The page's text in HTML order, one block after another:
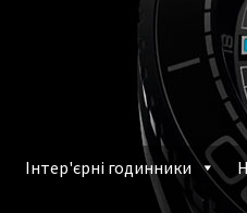
Інтер'єрні годинники